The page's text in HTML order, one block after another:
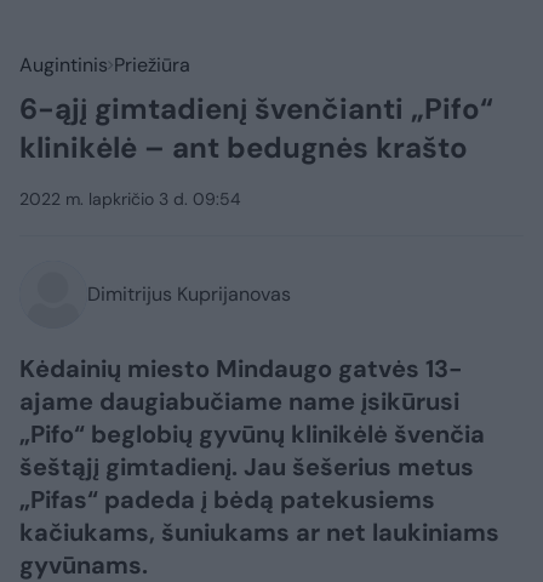
Augintinis Priežiūra
6-ąjį gimtadienį švenčianti „Pifo“
klinikėlė – ant bedugnės krašto
2022 m. lapkričio 3 d. 09:54
Dimitrijus Kuprijanovas
Kėdainių miesto Mindaugo gatvės 13-
ajame daugiabučiame name įsikūrusi
„Pifo“ beglobių gyvūnų klinikėlė švenčia
šeštąjį gimtadienį. Jau šešerius metus
„Pifas“ padeda į bėdą patekusiems
kačiukams, šuniukams ar net laukiniams
gyvūnams.